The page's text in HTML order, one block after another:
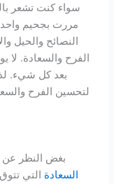
سواء كنت تشعر
مررت بجحيم واحد
النصائح والحيل
الفرح والسعادة. لا
بعد كل شيء.
لتحسين الفرح
بغض النظر عن
السعادة التي